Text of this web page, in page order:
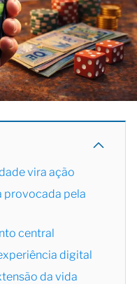
vira ação
provocada pela
central
digital
da vida